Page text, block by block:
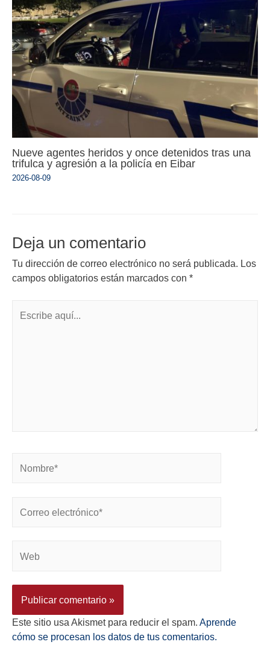
Nueve agentes heridos y once detenidos tras una
trifulca y agresión a la policía en Eibar
2026-08-09
Deja un comentario
Tu dirección de correo electrónico no será publicada. Los
campos obligatorios están marcados con *
Este sitio usa Akismet para reducir el spam. Aprende
cómo se procesan los datos de tus comentarios.